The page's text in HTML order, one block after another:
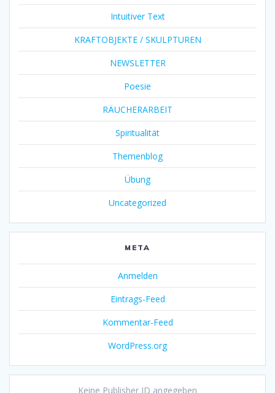
Intuitiver Text
KRAFTOBJEKTE / SKULPTUREN
NEWSLETTER
Poesie
RÄUCHERARBEIT
Spiritualität
Themenblog
Übung
Uncategorized
META
Anmelden
Eintrags-Feed
Kommentar-Feed
WordPress.org
Keine Publisher ID angegeben